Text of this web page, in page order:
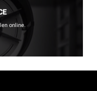
online.